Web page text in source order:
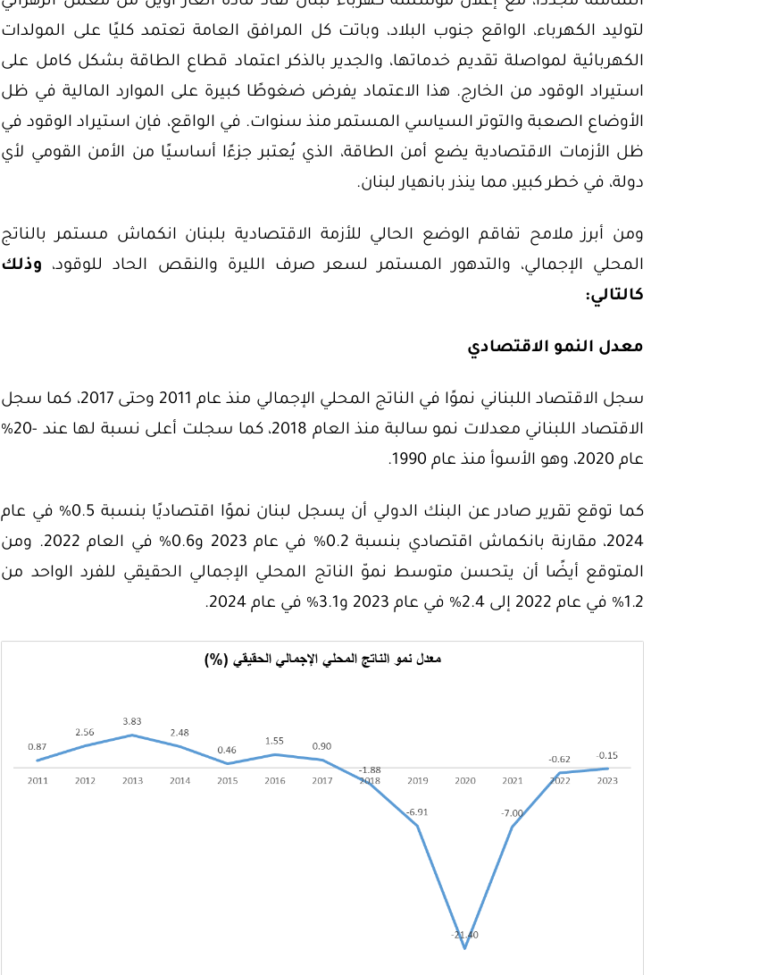
لتوليد الكهرباء، الواقع جنوب البلاد، وباتت كل المرافق العامة تعتمد كليًا على المولدات
الكهربائية لمواصلة تقديم خدماتها، والجدير بالذكر اعتماد قطاع الطاقة بشكل كامل على
استيراد الوقود من الخارج. هذا الاعتماد يفرض ضغوطًا كبيرة على الموارد المالية في ظل
الأوضاع الصعبة والتوتر السياسي المستمر منذ سنوات. في الواقع، فإن استيراد الوقود في
ظل الأزمات الاقتصادية يضع أمن الطاقة، الذي يُعتبر جزءًا أساسيًا من الأمن القومي لأي
دولة، في خطر كبير، مما ينذر بانهيار لبنان.
ومن أبرز ملامح تفاقم الوضع الحالي للأزمة الاقتصادية بلبنان انكماش مستمر بالناتج
المحلي الإجمالي، والتدهور المستمر لسعر صرف الليرة والنقص الحاد للوقود، وذلك
كالتالي:
معدل النمو الاقتصادي
سجل الاقتصاد اللبناني نموًا في الناتج المحلي الإجمالي منذ عام 2011 وحتى 2017، كما سجل
الاقتصاد اللبناني معدلات نمو سالبة منذ العام 2018، كما سجلت أعلى نسبة لها عند -20%
عام 2020، وهو الأسوأ منذ عام 1990.
كما توقع تقرير صادر عن البنك الدولي أن يسجل لبنان نموًا اقتصاديًا بنسبة 0.5% في عام
2024، مقارنة بانكماش اقتصادي بنسبة 0.2% في عام 2023 و0.6% في العام 2022. ومن
المتوقع أيضًا أن يتحسن متوسط نموّ الناتج المحلي الإجمالي الحقيقي للفرد الواحد من
1.2% في عام 2022 إلى 2.4% في عام 2023 و3.1% في عام 2024.